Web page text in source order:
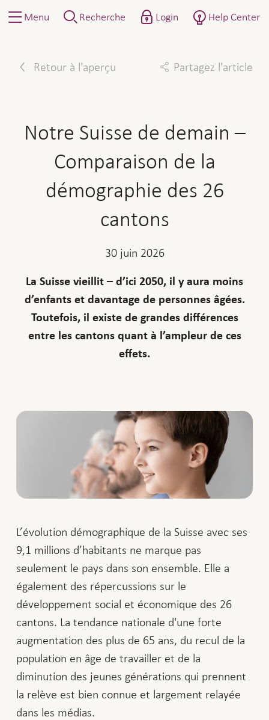
Menu Recherche Login Help Center
Retour à l'aperçu Partagez l'article
Notre Suisse de demain –
Comparaison de la
démographie des 26
cantons
30 juin 2026
La Suisse vieillit – d’ici 2050, il y aura moins
d’enfants et davantage de personnes âgées.
Toutefois, il existe de grandes différences
entre les cantons quant à l’ampleur de ces
effets.
L’évolution démographique de la Suisse avec ses
9,1 millions d’habitants ne marque pas
seulement le pays dans son ensemble. Elle a
également des répercussions sur le
développement social et économique des 26
cantons. La tendance nationale d'une forte
augmentation des plus de 65 ans, du recul de la
population en âge de travailler et de la
diminution des jeunes générations qui prennent
la relève est bien connue et largement relayée
dans les médias.